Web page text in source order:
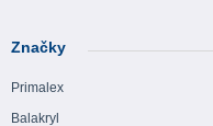
Značky
Primalex
Balakryl